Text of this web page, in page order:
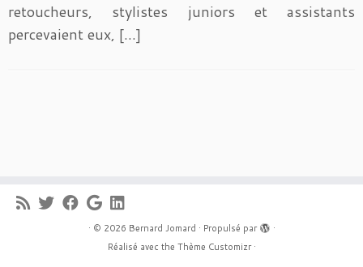
retoucheurs, stylistes juniors et assistants
percevaient eux, […]
· © 2026 Bernard Jomard · Propulsé par
·
Réalisé avec the Thème Customizr·